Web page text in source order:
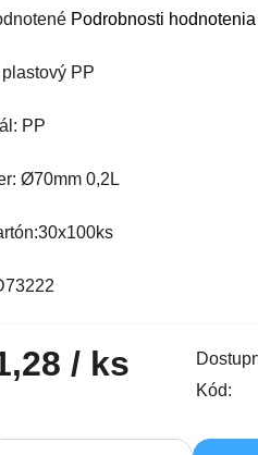
hodnotenie produktu je 0,0 z
Podrobnosti hodnotenia
PP
PP
Ø70mm 0,2L
/ ks
Kód: